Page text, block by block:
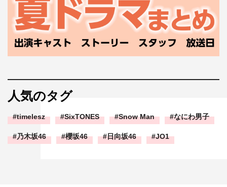
人気のタグ
timelesz SixTONES Snow Man なにわ男子
乃木坂46 櫻坂46 日向坂46 JO1